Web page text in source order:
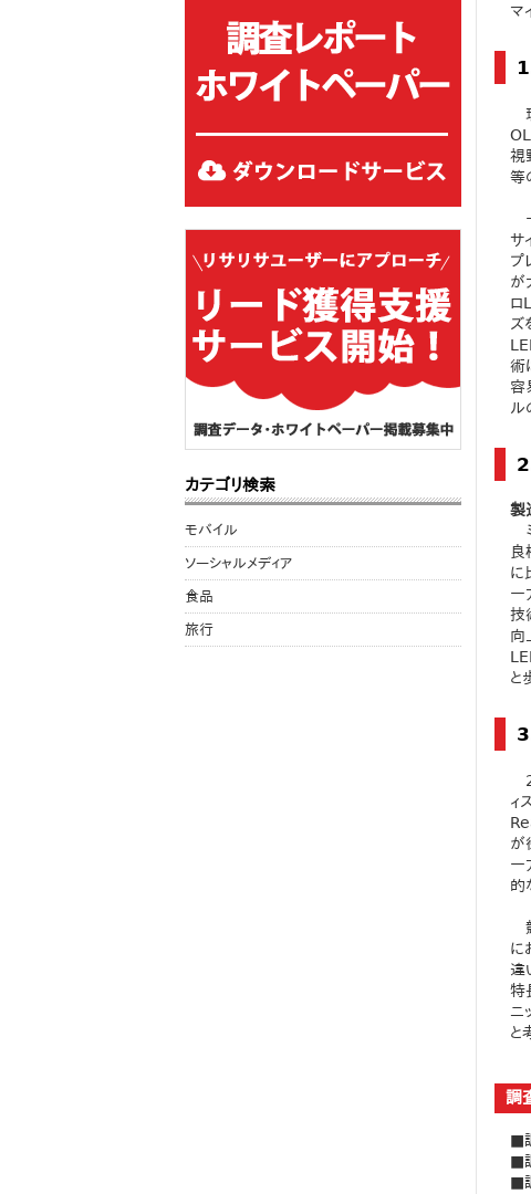
マ
視
等
サ
プ
が
ロ
ズ
術
容
ル
製
良
に
一
技
向
と
ィ
が
一
的
に
違
特
ニ
と
調
■
■
■
カテゴリ検索
モバイル
ソーシャルメディア
食品
旅行